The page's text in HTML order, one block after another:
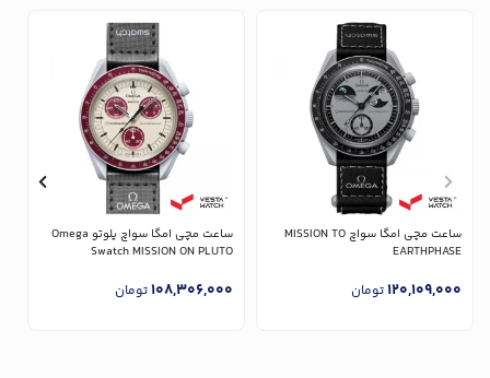
ساعت مچی امگا سواچ MISSION TO
EARTHPHASE
120,109,000تومان
ساعت مچی امگا سواچ پلوتو Omega
Swatch MISSION ON PLUTO
108,306,000تومان